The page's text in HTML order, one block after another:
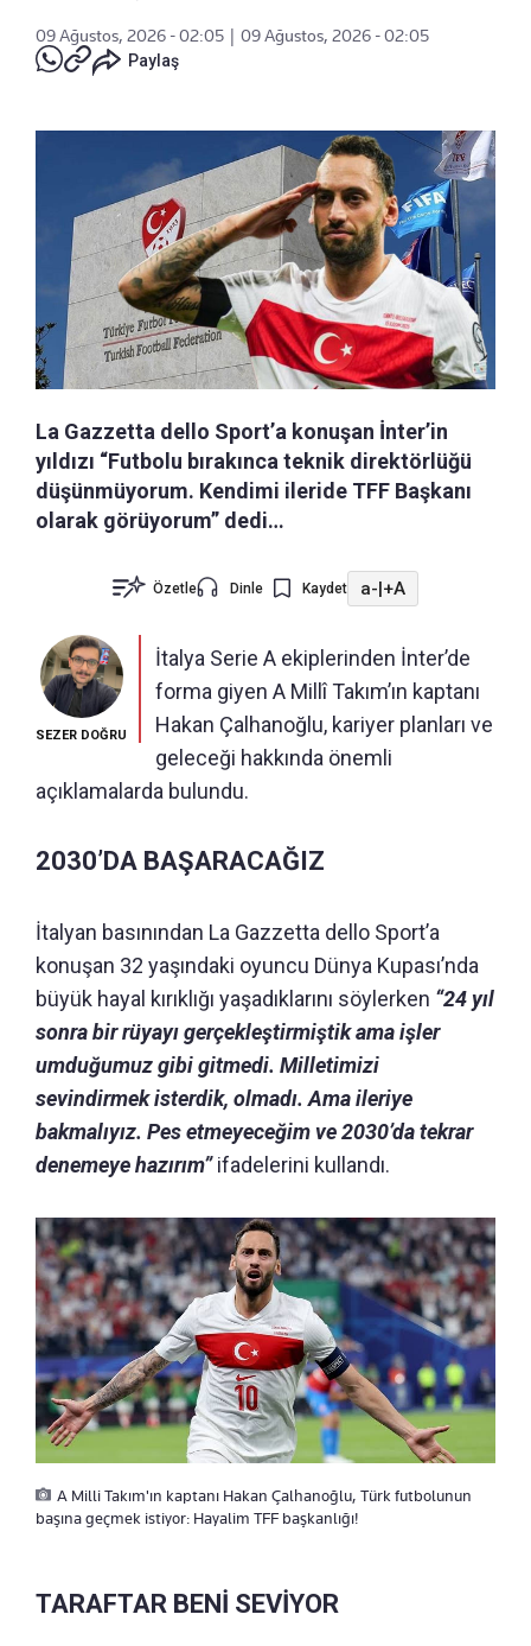
09 Ağustos, 2026 - 02:05
09 Ağustos, 2026 - 02:05
Paylaş
La Gazzetta dello Sport’a konuşan İnter’in
yıldızı “Futbolu bırakınca teknik direktörlüğü
düşünmüyorum. Kendimi ileride TFF Başkanı
olarak görüyorum” dedi…
Özetle Dinle Kaydet a-|+A
SEZER DOĞRU
İtalya Serie A ekiplerinden İnter’de
forma giyen A Millî Takım’ın kaptanı
Hakan Çalhanoğlu, kariyer planları ve
geleceği hakkında önemli
açıklamalarda bulundu.
2030’DA BAŞARACAĞIZ
İtalyan basınından La Gazzetta dello Sport’a
konuşan 32 yaşındaki oyuncu Dünya Kupası’nda
büyük hayal kırıklığı yaşadıklarını söylerken “24 yıl
sonra bir rüyayı gerçekleştirmiştik ama işler
umduğumuz gibi gitmedi. Milletimizi
sevindirmek isterdik, olmadı. Ama ileriye
bakmalıyız. Pes etmeyeceğim ve 2030’da tekrar
denemeye hazırım”ifadelerini kullandı.
A Milli Takım'ın kaptanı Hakan Çalhanoğlu, Türk futbolunun
başına geçmek istiyor: Hayalim TFF başkanlığı!
TARAFTAR BENİ SEVİYOR